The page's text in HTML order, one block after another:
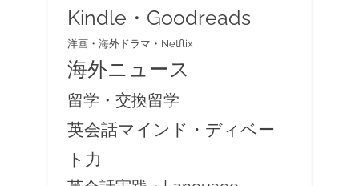
Kindle・Goodreads
洋画・海外ドラマ・Netflix
海外ニュース
留学・交換留学
英会話マインド・ディベー
ト力